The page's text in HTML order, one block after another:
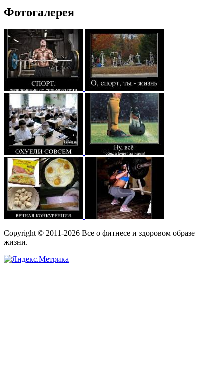
Фотогалерея
Copyright © 2011-2026 Все о фитнесе и здоровом образе
жизни.